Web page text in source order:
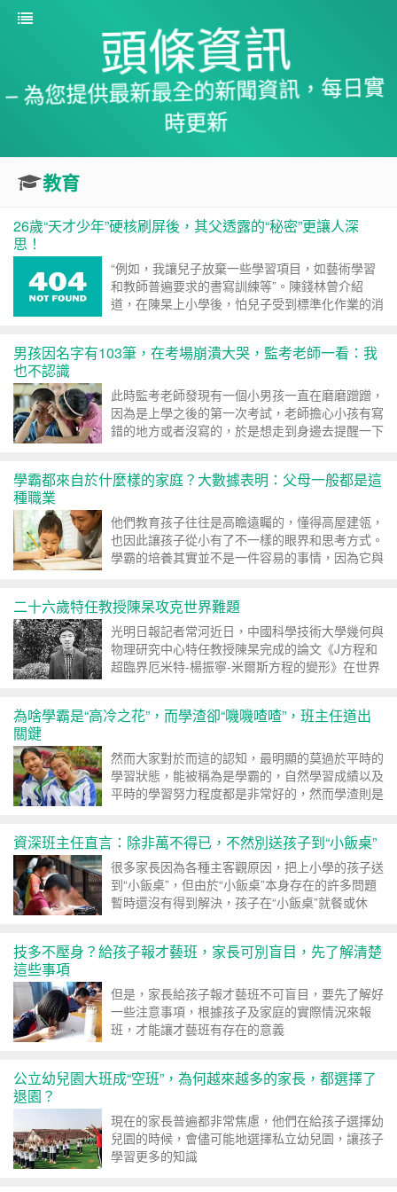
頭條資訊
– 為您提供最新最全的新聞資訊，每日實
時更新
教育
26歲“天才少年”硬核刷屏後，其父透露的“秘密”更讓人深
思！
“例如，我讓兒子放棄一些學習項目，如藝術學習
和教師普遍要求的書寫訓練等”。陳錢林曾介紹
道，在陳杲上小學後，怕兒子受到標準化作業的消
男孩因名字有103筆，在考場崩潰大哭，監考老師一看：我
也不認識
此時監考老師發現有一個小男孩一直在磨磨蹭蹭，
因為是上學之後的第一次考試，老師擔心小孩有寫
錯的地方或者沒寫的，於是想走到身邊去提醒一下
學霸都來自於什麼樣的家庭？大數據表明：父母一般都是這
種職業
他們教育孩子往往是高瞻遠矚的，懂得高屋建瓴，
也因此讓孩子從小有了不一樣的眼界和思考方式。
學霸的培養其實並不是一件容易的事情，因為它與
二十六歲特任教授陳杲攻克世界難題
光明日報記者常河近日，中國科學技術大學幾何與
物理研究中心特任教授陳杲完成的論文《J方程和
超臨界厄米特-楊振寧-米爾斯方程的變形》在世界
為啥學霸是“高冷之花”，而學渣卻“嘰嘰喳喳”，班主任道出
關鍵
然而大家對於而這的認知，最明顯的莫過於平時的
學習狀態，能被稱為是學霸的，自然學習成績以及
平時的學習努力程度都是非常好的，然而學渣則是
資深班主任直言：除非萬不得已，不然別送孩子到“小飯桌”
很多家長因為各種主客觀原因，把上小學的孩子送
到“小飯桌”，但由於“小飯桌”本身存在的許多問題
暫時還沒有得到解決，孩子在“小飯桌”就餐或休
技多不壓身？給孩子報才藝班，家長可別盲目，先了解清楚
這些事項
但是，家長給孩子報才藝班不可盲目，要先了解好
一些注意事項，根據孩子及家庭的實際情況來報
班，才能讓才藝班有存在的意義
公立幼兒園大班成“空班”，為何越來越多的家長，都選擇了
退園？
現在的家長普遍都非常焦慮，他們在給孩子選擇幼
兒園的時候，會儘可能地選擇私立幼兒園，讓孩子
學習更多的知識